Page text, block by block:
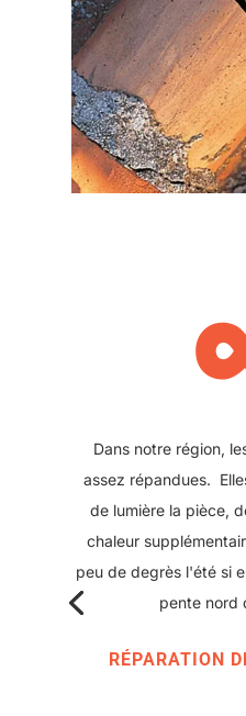
maçonnée. En
structure bois / lattes
d'une rénovation du
par une fenêtre de
fonte, leur
charpente, tout en
confort d'une